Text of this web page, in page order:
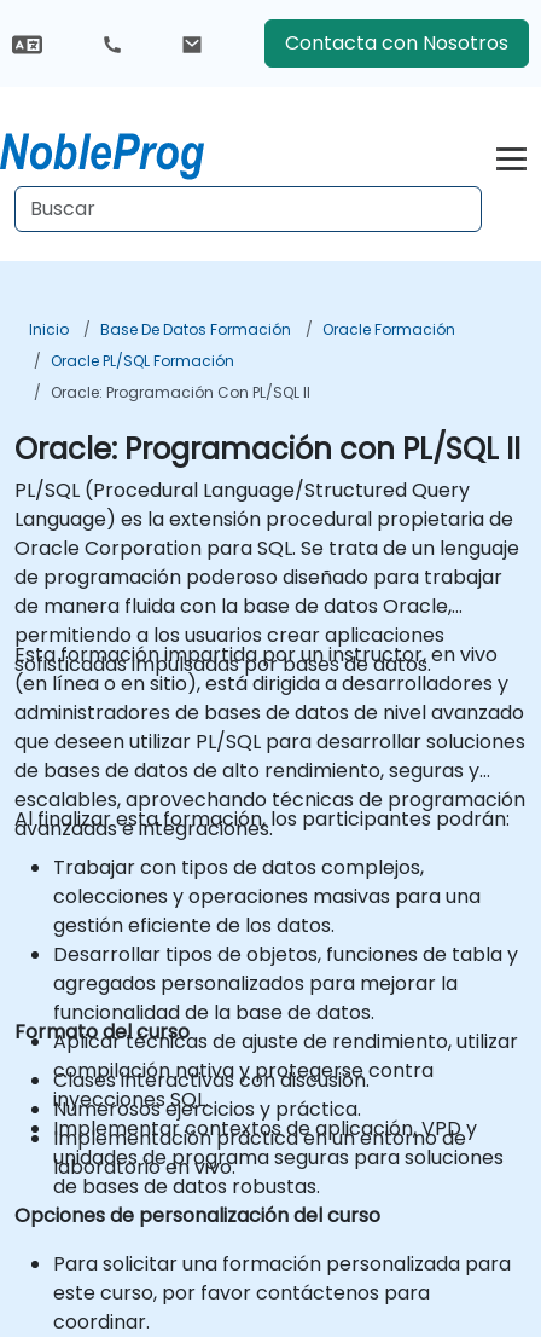
Contacta con Nosotros
Inicio Base De Datos Formación
Oracle Formación
Oracle PL/SQL Formación
Oracle: Programación Con PL/SQL II
Oracle: Programación con PL/SQL II
PL/SQL (Procedural Language/Structured Query
Language) es la extensión procedural propietaria de
Oracle Corporation para SQL. Se trata de un lenguaje
de programación poderoso diseñado para trabajar
de manera fluida con la base de datos Oracle,
permitiendo a los usuarios crear aplicaciones
sofisticadas impulsadas por bases de datos.
Esta formación impartida por un instructor, en vivo
(en línea o en sitio), está dirigida a desarrolladores y
administradores de bases de datos de nivel avanzado
que deseen utilizar PL/SQL para desarrollar soluciones
de bases de datos de alto rendimiento, seguras y
escalables, aprovechando técnicas de programación
avanzadas e integraciones.
Al finalizar esta formación, los participantes podrán:
Trabajar con tipos de datos complejos,
colecciones y operaciones masivas para una
gestión eficiente de los datos.
Desarrollar tipos de objetos, funciones de tabla y
agregados personalizados para mejorar la
funcionalidad de la base de datos.
Aplicar técnicas de ajuste de rendimiento, utilizar
compilación nativa y protegerse contra
inyecciones SQL.
Implementar contextos de aplicación, VPD y
unidades de programa seguras para soluciones
de bases de datos robustas.
Formato del curso
Clases interactivas con discusión.
Numerosos ejercicios y práctica.
Implementación práctica en un entorno de
laboratorio en vivo.
Opciones de personalización del curso
Para solicitar una formación personalizada para
este curso, por favor contáctenos para
coordinar.